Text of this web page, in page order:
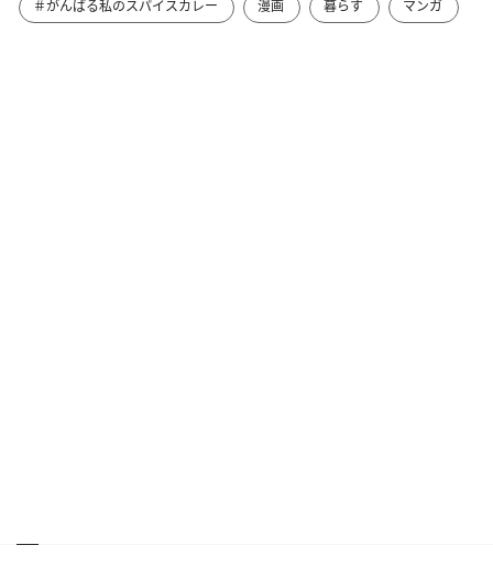
＃がんばる私のスパイスカレー 漫画 暮らす マンガ